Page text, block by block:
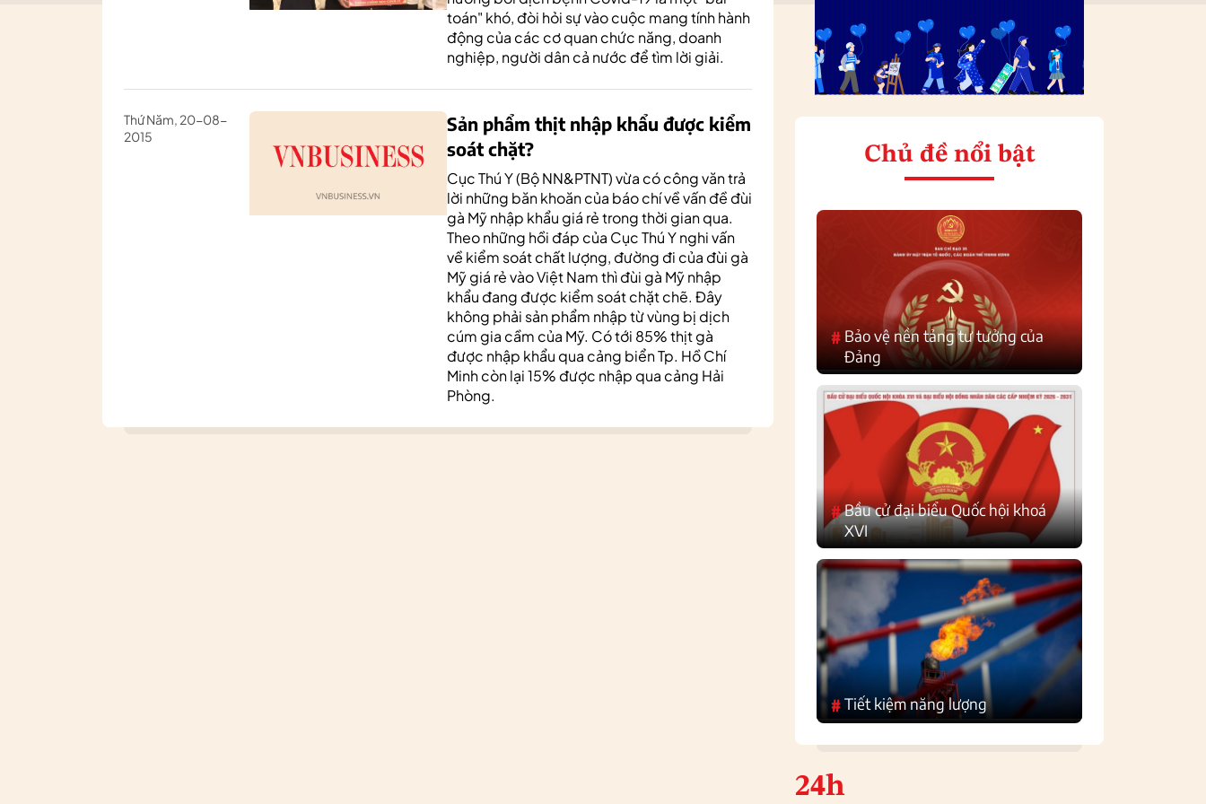
toán" khó, đòi hỏi sự vào cuộc mang tính hành
động của các cơ quan chức năng, doanh
nghiệp, người dân cả nước để tìm lời giải.
Thứ Năm, 20-08-
2015
Sản phẩm thịt nhập khẩu được kiểm
soát chặt?
Cục Thú Y (Bộ NN&PTNT) vừa có công văn trả
lời những băn khoăn của báo chí về vấn đề đùi
gà Mỹ nhập khẩu giá rẻ trong thời gian qua.
Theo những hồi đáp của Cục Thú Y nghi vấn
về kiểm soát chất lượng, đường đi của đùi gà
Mỹ giá rẻ vào Việt Nam thì đùi gà Mỹ nhập
khẩu đang được kiểm soát chặt chẽ. Đây
không phải sản phẩm nhập từ vùng bị dịch
cúm gia cầm của Mỹ. Có tới 85% thịt gà
được nhập khẩu qua cảng biển Tp. Hồ Chí
Minh còn lại 15% được nhập qua cảng Hải
Phòng.
Chủ đề nổi bật
#Bảo vệ nền tảng tư tưởng của
Đảng
#Bầu cử đại biểu Quốc hội khoá
XVI
#Tiết kiệm năng lượng
24h